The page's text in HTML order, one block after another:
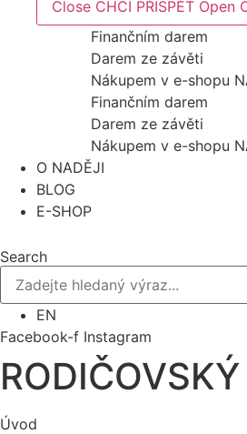
Close CHCI PŘISPĚT Open
Finančním darem
Darem ze závěti
Nákupem v e-shopu
Finančním darem
Darem ze závěti
Nákupem v e-shopu
O NADĚJI
BLOG
E-SHOP
Search
EN
Facebook-f Instagram
Úvod